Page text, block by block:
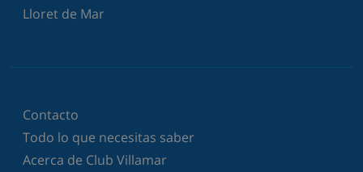
Lloret de Mar
Contacto
Todo lo que necesitas saber
Acerca de Club Villamar